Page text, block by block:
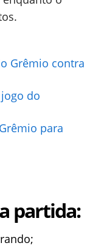
Grêmio contra
do
para
partida: